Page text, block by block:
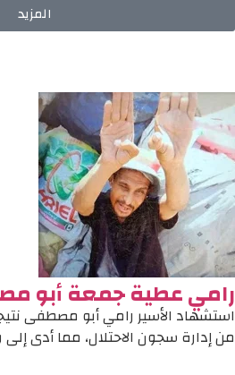
المزيد
رامي عطية جمعة أبو
استشهاد الأسير رامي أبو مصطفى
من إدارة سجون الاحتلال، مما أدى إلى